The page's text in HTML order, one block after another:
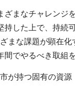
まなチャレンジ
した上で、持続
まな課題が顕在化
でやるべき取組
が持つ固有の資源